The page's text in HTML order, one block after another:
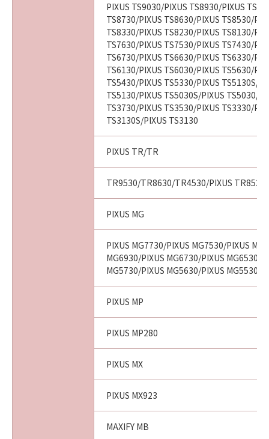
PIXUS TS9030/PIXUS TS8930/PIXUS
TS8730/PIXUS TS8630/PIXUS TS8530/
TS8330/PIXUS TS8230/PIXUS TS8130/
TS7630/PIXUS TS7530/PIXUS TS7430/
TS6730/PIXUS TS6630/PIXUS TS6330/
TS6130/PIXUS TS6030/PIXUS TS5630/
TS5430/PIXUS TS5330/PIXUS TS5130S/
TS5130/PIXUS TS5030S/PIXUS TS5030/
TS3730/PIXUS TS3530/PIXUS TS3330/
TS3130S/PIXUS TS3130
PIXUS TR/TR
TR9530/TR8630/TR4530/PIXUS
PIXUS MG
PIXUS MG7730/PIXUS MG7530/PIXUS
MG6930/PIXUS MG6730/PIXUS MG6530/
MG5730/PIXUS MG5630/PIXUS MG5530/
PIXUS MP
PIXUS MP280
PIXUS MX
PIXUS MX923
MAXIFY MB